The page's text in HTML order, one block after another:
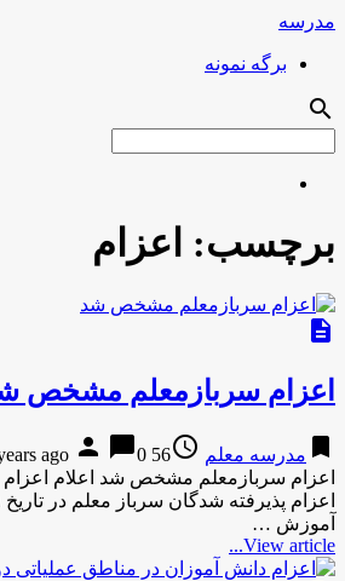
مدرسه
برگه نمونه
search
برچسب: اعزام
description
اعزام سربازمعلم مشخص
bookmark مدرسه معلم access_time
56 years ago
person chat_bubble0
اعزام سربازمعلم مشخص شد اعلام اعزام
آموزش …
View article...